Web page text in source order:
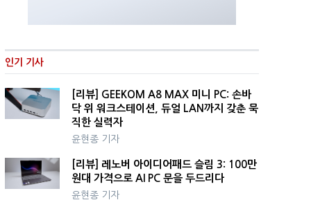
인기 기사
[리뷰] GEEKOM A8 MAX 미니 PC: 손바
닥 위 워크스테이션, 듀얼 LAN까지 갖춘 묵
직한 실력자
윤현종 기자
[리뷰] 레노버 아이디어패드 슬림 3: 100만
원대 가격으로 AI PC 문을 두드리다
윤현종 기자